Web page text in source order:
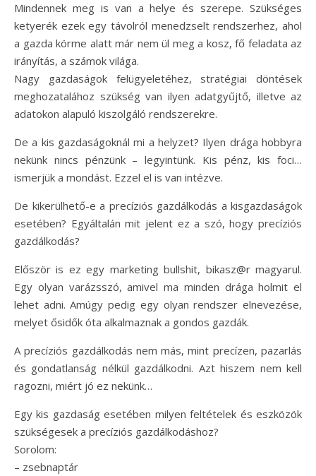
Mindennek meg is van a helye és szerepe. Szükséges
ketyerék ezek egy távolról menedzselt rendszerhez, ahol
a gazda körme alatt már nem ül meg a kosz, fő feladata az
irányítás, a számok világa.
Nagy gazdaságok felügyeletéhez, stratégiai döntések
meghozatalához szükség van ilyen adatgyűjtő, illetve az
adatokon alapuló kiszolgáló rendszerekre.
De a kis gazdaságoknál mi a helyzet? Ilyen drága hobbyra
nekünk nincs pénzünk – legyintünk. Kis pénz, kis foci…
ismerjük a mondást. Ezzel el is van intézve.
De kikerülhető-e a precíziós gazdálkodás a kisgazdaságok
esetében? Egyáltalán mit jelent ez a szó, hogy precíziós
gazdálkodás?
Először is ez egy marketing bullshit, bikasz@r magyarul.
Egy olyan varázsszó, amivel ma minden drága holmit el
lehet adni. Amúgy pedig egy olyan rendszer elnevezése,
melyet ősidők óta alkalmaznak a gondos gazdák.
A precíziós gazdálkodás nem más, mint precízen, pazarlás
és gondatlanság nélkül gazdálkodni. Azt hiszem nem kell
ragozni, miért jó ez nekünk…
Egy kis gazdaság esetében milyen feltételek és eszközök
szükségesek a precíziós gazdálkodáshoz?
Sorolom:
– zsebnaptár